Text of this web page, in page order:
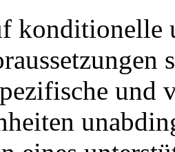
konditionelle